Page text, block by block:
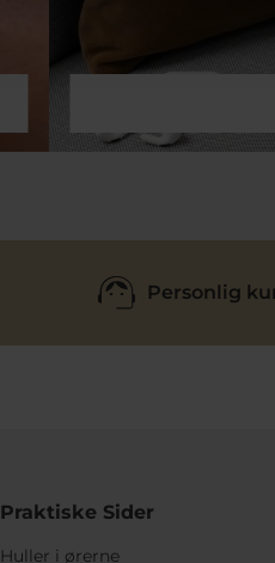
Personlig
Praktiske Sider
Huller i ørerne